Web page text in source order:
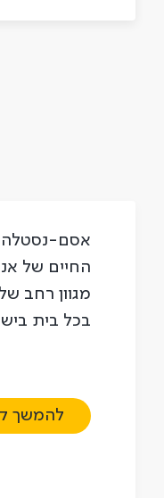
אסם-נסטלה
החיים של
מגוון רחב
בכל בית
להמשך